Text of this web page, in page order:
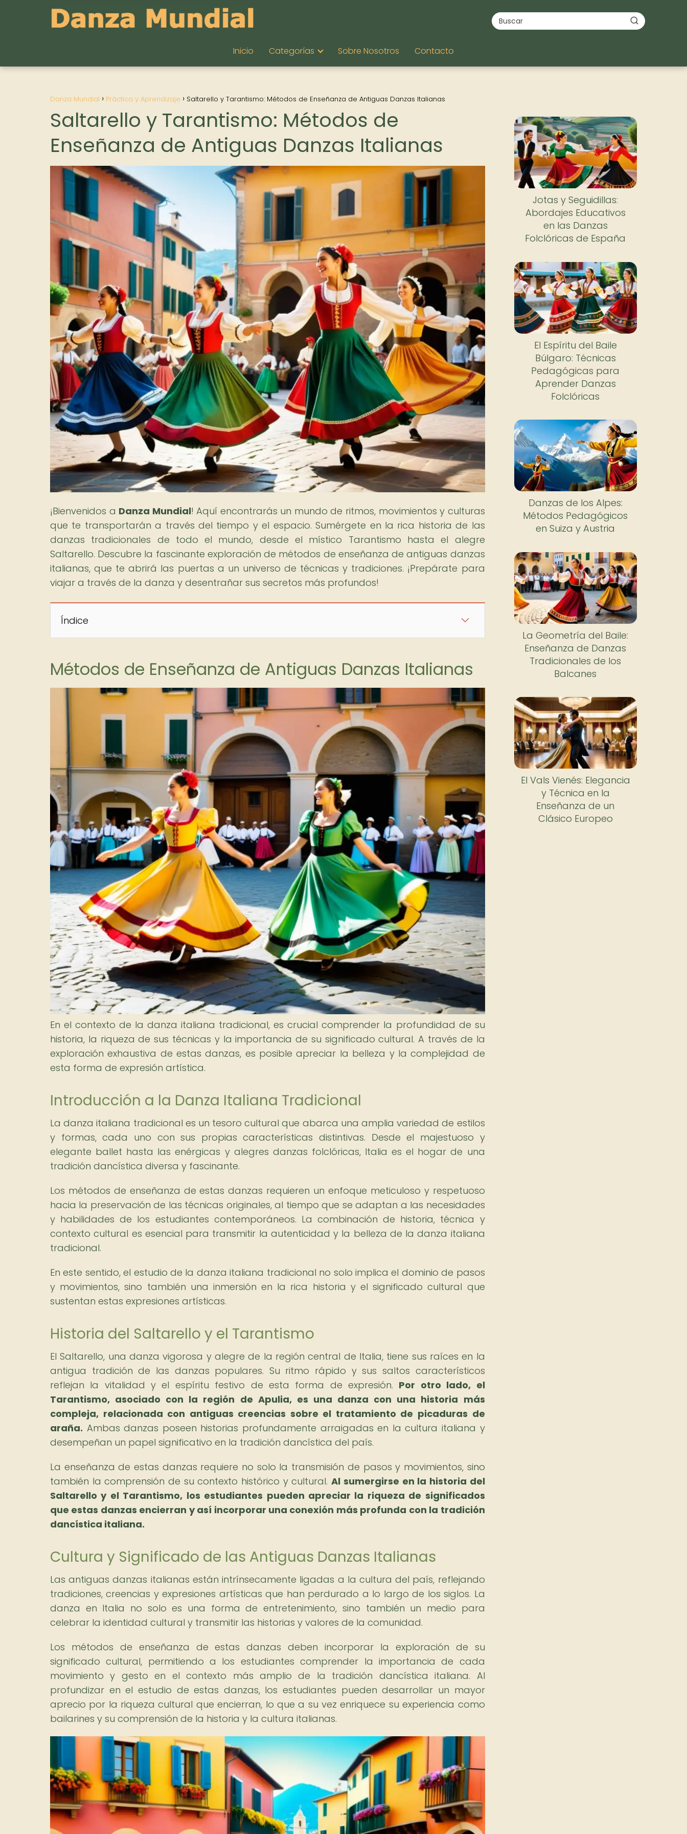
Inicio Categorías Sobre Nosotros Contacto
Danza Mundial Práctica y Aprendizaje Saltarello y Tarantismo: Métodos de Enseñanza de Antiguas Danzas Italianas
Saltarello y Tarantismo: Métodos de
Enseñanza de Antiguas Danzas Italianas
¡Bienvenidos a Danza Mundial! Aquí encontrarás un mundo de ritmos, movimientos y culturas
que te transportarán a través del tiempo y el espacio. Sumérgete en la rica historia de las
danzas tradicionales de todo el mundo, desde el místico Tarantismo hasta el alegre
Saltarello. Descubre la fascinante exploración de métodos de enseñanza de antiguas danzas
italianas, que te abrirá las puertas a un universo de técnicas y tradiciones. ¡Prepárate para
viajar a través de la danza y desentrañar sus secretos más profundos!
Índice
Métodos de Enseñanza de Antiguas Danzas Italianas
En el contexto de la danza italiana tradicional, es crucial comprender la profundidad de su
historia, la riqueza de sus técnicas y la importancia de su significado cultural. A través de la
exploración exhaustiva de estas danzas, es posible apreciar la belleza y la complejidad de
esta forma de expresión artística.
Introducción a la Danza Italiana Tradicional
La danza italiana tradicional es un tesoro cultural que abarca una amplia variedad de estilos
y formas, cada uno con sus propias características distintivas. Desde el majestuoso y
elegante ballet hasta las enérgicas y alegres danzas folclóricas, Italia es el hogar de una
tradición dancística diversa y fascinante.
Los métodos de enseñanza de estas danzas requieren un enfoque meticuloso y respetuoso
hacia la preservación de las técnicas originales, al tiempo que se adaptan a las necesidades
y habilidades de los estudiantes contemporáneos. La combinación de historia, técnica y
contexto cultural es esencial para transmitir la autenticidad y la belleza de la danza italiana
tradicional.
En este sentido, el estudio de la danza italiana tradicional no solo implica el dominio de pasos
y movimientos, sino también una inmersión en la rica historia y el significado cultural que
sustentan estas expresiones artísticas.
Historia del Saltarello y el Tarantismo
El Saltarello, una danza vigorosa y alegre de la región central de Italia, tiene sus raíces en la
antigua tradición de las danzas populares. Su ritmo rápido y sus saltos característicos
reflejan la vitalidad y el espíritu festivo de esta forma de expresión. Por otro lado, el
Tarantismo, asociado con la región de Apulia, es una danza con una historia más
compleja, relacionada con antiguas creencias sobre el tratamiento de picaduras de
araña. Ambas danzas poseen historias profundamente arraigadas en la cultura italiana y
desempeñan un papel significativo en la tradición dancística del país.
La enseñanza de estas danzas requiere no solo la transmisión de pasos y movimientos, sino
también la comprensión de su contexto histórico y cultural.Al sumergirse en la historia del
Saltarello y el Tarantismo, los estudiantes pueden apreciar la riqueza de significados
que estas danzas encierran y así incorporar una conexión más profunda con la tradición
dancística italiana.
Cultura y Significado de las Antiguas Danzas Italianas
Las antiguas danzas italianas están intrínsecamente ligadas a la cultura del país, reflejando
tradiciones, creencias y expresiones artísticas que han perdurado a lo largo de los siglos. La
danza en Italia no solo es una forma de entretenimiento, sino también un medio para
celebrar la identidad cultural y transmitir las historias y valores de la comunidad.
Los métodos de enseñanza de estas danzas deben incorporar la exploración de su
significado cultural, permitiendo a los estudiantes comprender la importancia de cada
movimiento y gesto en el contexto más amplio de la tradición dancística italiana. Al
profundizar en el estudio de estas danzas, los estudiantes pueden desarrollar un mayor
aprecio por la riqueza cultural que encierran, lo que a su vez enriquece su experiencia como
bailarines y su comprensión de la historia y la cultura italianas.
Jotas y Seguidillas:
Abordajes Educativos
en las Danzas
Folclóricas de España
El Espíritu del Baile
Búlgaro: Técnicas
Pedagógicas para
Aprender Danzas
Folclóricas
Danzas de los Alpes:
Métodos Pedagógicos
en Suiza y Austria
La Geometría del Baile:
Enseñanza de Danzas
Tradicionales de los
Balcanes
El Vals Vienés: Elegancia
y Técnica en la
Enseñanza de un
Clásico Europeo